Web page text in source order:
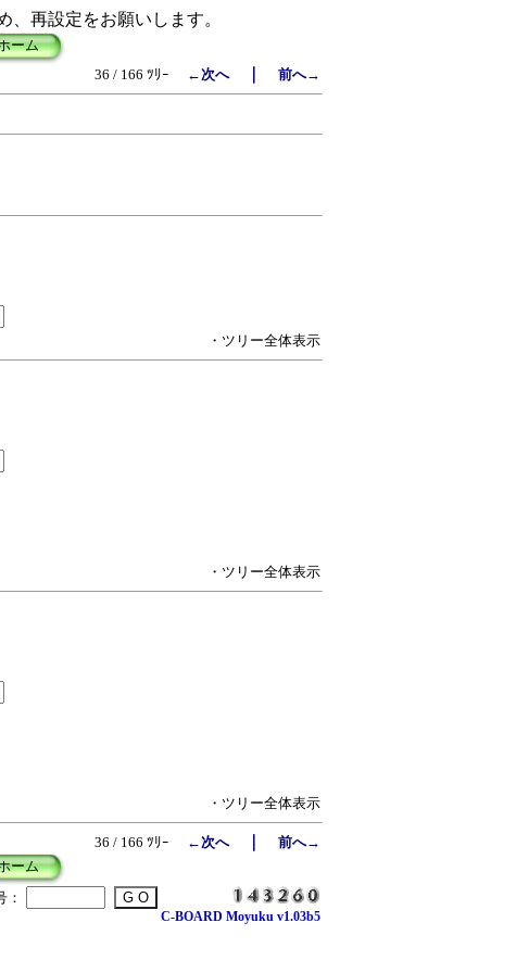
再設定をお願いします。
ーム
36 / 166 ﾂﾘｰ
←次へ｜ 前へ→
・ツリー全体表示
・ツリー全体表示
・ツリー全体表示
36 / 166 ﾂﾘｰ ←次へ｜ 前へ→
ーム
：
C-BOARD Moyuku v1.03b5